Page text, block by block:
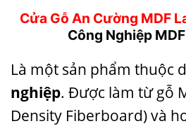
Cửa Gỗ An Cường MDF
Công Nghiệp MDF
Là một sản phẩm thuộc
nghiệp. Được làm từgỗ
Density Fiberboard) và